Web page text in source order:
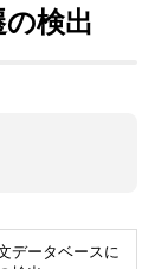
検出
データベースに